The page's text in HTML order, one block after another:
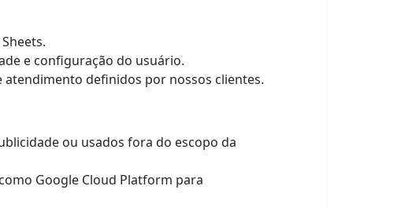
e configuração do usuário.
definidos por nossos clientes.
ou usados fora do escopo da
Google Cloud Platform para